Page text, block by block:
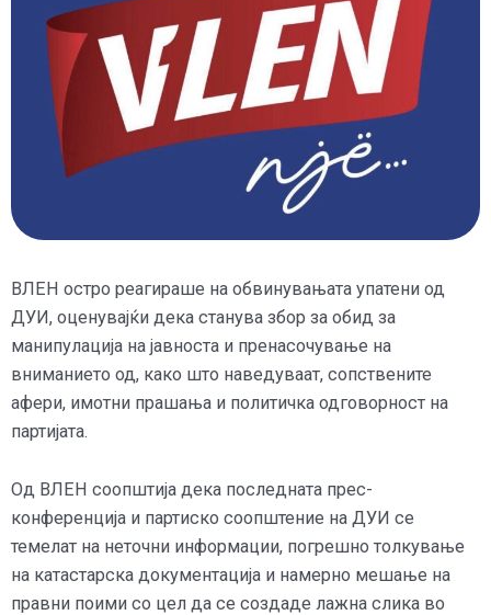
ВЛЕН остро реагираше на обвинувањата упатени од
ДУИ, оценувајќи дека станува збор за обид за
манипулација на јавноста и пренасочување на
вниманието од, како што наведуваат, сопствените
афери, имотни прашања и политичка одговорност на
партијата.
Од ВЛЕН соопштија дека последната прес-
конференција и партиско соопштение на ДУИ се
темелат на неточни информации, погрешно толкување
на катастарска документација и намерно мешање на
правни поими со цел да се создаде лажна слика во